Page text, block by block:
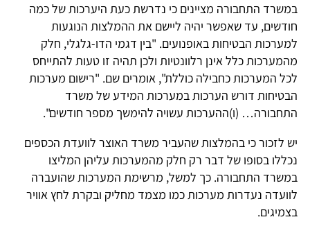
במשרד התחבורה מציינים כי נדרשת כעת היערכות של כמה
חודשים, עד שאפשר יהיה ליישם את ההמלצות הנוגעות
למערכות הבטיחות באופנועים. "בין דגמי הדו-גלגלי, חלק
מהמערכות כלל אינן רלוונטיות ולכן תהיה זו טעות להתייחס
לכל המערכות כחבילה כוללת", אומרים שם. "רישום מערכות
הבטיחות דורש הערכות במערכות המידע של משרד
התחבורה… (ו)ההערכות עשויה להימשך מספר חודשים".
יש לזכור כי בהמלצות שהעביר משרד האוצר לוועדת הכספים
נכללו בסופו של דבר רק חלק מהמערכות עליהן המליצו
במשרד התחבורה. כך למשל, מרשימת המערכות שהועברה
לוועדה נעדרות מערכות כמו מצמד מחליק ובקרת לחץ אוויר
בצמיגים.